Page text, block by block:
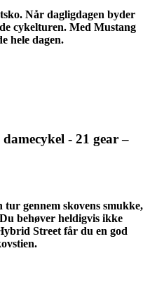
Når dagligdagen byder
cykelturen. Med Mustang
hele dagen.
- 21 gear –
gennem skovens smukke,
behøver heldigvis ikke
Street får du en god